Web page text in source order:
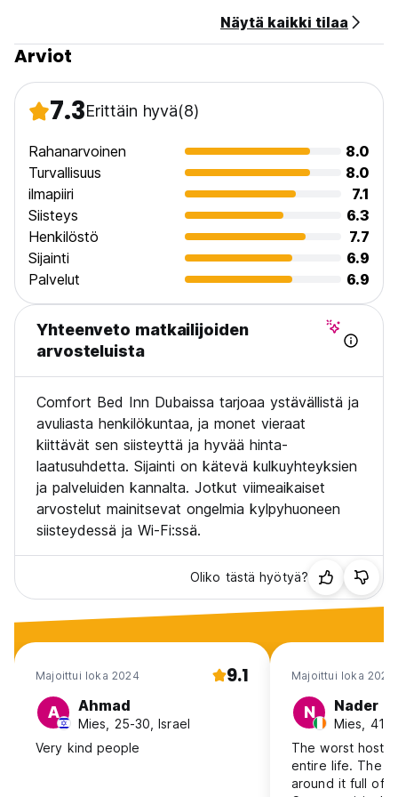
This property may pre-authorize your card before arrival.
Taxes included.
General:
No curfew.
Näytä kaikki tilaa
Arviot
7.3Erittäin hyvä(8)
Rahanarvoinen
8.0
Turvallisuus
8.0
ilmapiiri
7.1
Siisteys
6.3
Henkilöstö
7.7
Sijainti
6.9
Palvelut
6.9
Yhteenveto matkailijoiden
arvosteluista
Comfort Bed Inn Dubaissa tarjoaa ystävällistä ja
avuliasta henkilökuntaa, ja monet vieraat
kiittävät sen siisteyttä ja hyvää hinta-
laatusuhdetta. Sijainti on kätevä kulkuyhteyksien
ja palveluiden kannalta. Jotkut viimeaikaiset
arvostelut mainitsevat ongelmia kylpyhuoneen
siisteydessä ja Wi-Fi:ssä.
Oliko tästä hyötyä?
Majoittui loka 2024 9.1
A Ahmad
Mies, 25-30, Israel
Very kind people
Majoittui loka 2024
N Nader
Mies,
The worst hostel
entire life. The
around it full of